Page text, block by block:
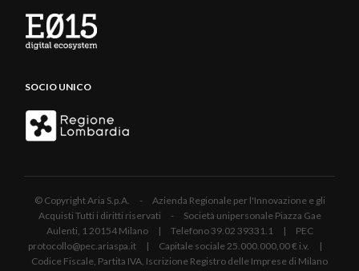
SOCIO UNICO
© Copyright Aria S.p.A. - Azienda Regionale per l'Innovazione e gli
Acquisti Tutti i diritti riservati - Società unipersonale Piazza Gae
Aulenti, 1 20154 Milano | Telefono 39.02 39331.1 | PEC
protocollo@pec.ariaspa.it | Capitale sociale 25.000.000,00 € i.v. |
Codice Fiscale, Partita IVA, Iscrizione Registro delle Imprese di Milano